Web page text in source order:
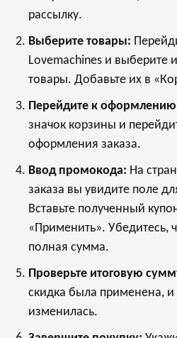
рассылку.
Выберите товары:
Lovemachines и выберите
товары. Добавьте их в
Перейдите к оформлению
значок корзины и
оформления заказа.
Ввод промокода: На
заказа вы увидите поле
Вставьте полученный
«Применить». Убедитесь,
полная сумма.
Проверьте итоговую
скидка была применена, и
изменилась.